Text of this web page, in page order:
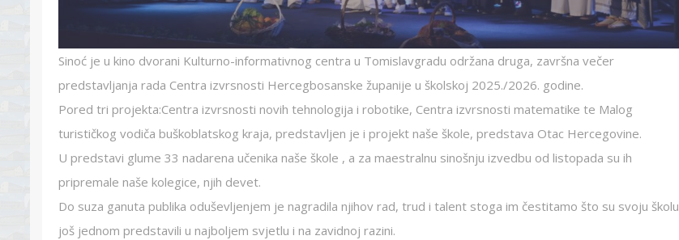
Sinoć je u kino dvorani Kulturno-informativnog centra u Tomislavgradu održana druga, završna večer
predstavljanja rada Centra izvrsnosti Hercegbosanske županije u školskoj 2025./2026. godine.
Pored tri projekta:Centra izvrsnosti novih tehnologija i robotike, Centra izvrsnosti matematike te Malog
turističkog vodiča buškoblatskog kraja, predstavljen je i projekt naše škole, predstava Otac Hercegovine.
U predstavi glume 33 nadarena učenika naše škole , a za maestralnu sinošnju izvedbu od listopada su ih
pripremale naše kolegice, njih devet.
Do suza ganuta publika oduševljenjem je nagradila njihov rad, trud i talent stoga im čestitamo što su svoju školu
još jednom predstavili u najboljem svjetlu i na zavidnoj razini.